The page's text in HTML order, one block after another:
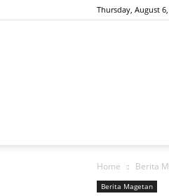
Thursday, August
Home Berita
Berita Magetan